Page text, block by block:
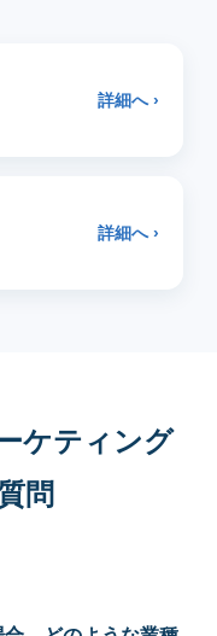
詳細へ ›
詳細へ ›
ケティング
問